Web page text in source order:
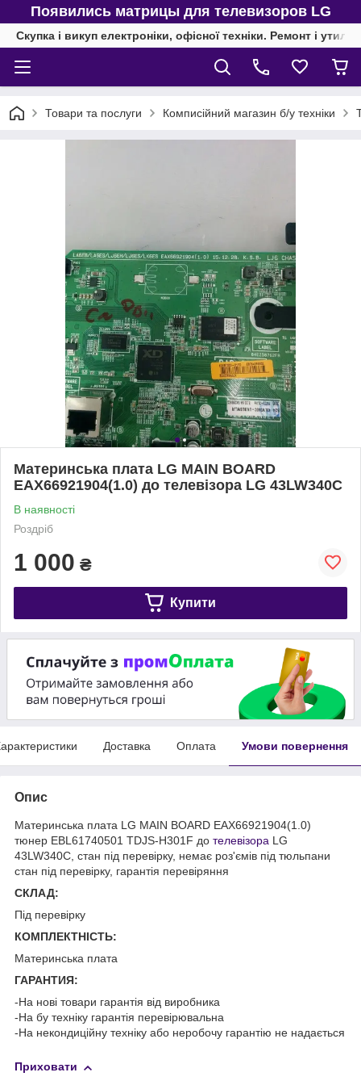
Появились матрицы для телевизоров LG
Скупка і викуп електроніки, офісної техніки. Ремонт і
Товари та послуги Комписійний магазин б/у техніки
Материнська плата LG MAIN BOARD
EAX66921904(1.0) до телевізора LG 43LW340C
В наявності
Роздріб
1 000 ₴
Купити
Доставка Оплата Умови повернення
Опис
Материнська плата LG MAIN BOARD EAX66921904(1.0)
тюнер EBL61740501 TDJS-H301F до телевізора LG
43LW340C, стан під перевірку, немає роз'ємів під тюльпани
стан під перевірку, гарантія перевіряння
СКЛАД:
Під перевірку
КОМПЛЕКТНІСТЬ:
Материнська плата
ГАРАНТИЯ:
-На нові товари гарантія від виробника
-На бу техніку гарантія перевірювальна
-На некондиційну техніку або неробочу гарантію не надається
Приховати